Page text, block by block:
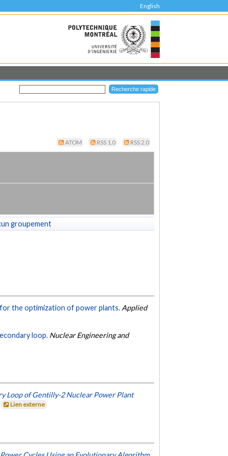
English
ATOM RSS 1.0 RSS 2.0
groupement
the optimization of power plants. Applied
loop. Nuclear Engineering and
Loop of Gentilly-2 Nuclear Power Plant
Lien externe